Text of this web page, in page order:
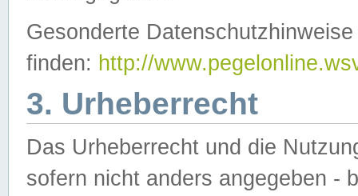
Gesonderte
finden: http://
3. Urheberrecht
Das Urheberrecht und die
sofern nicht anders angegeben -